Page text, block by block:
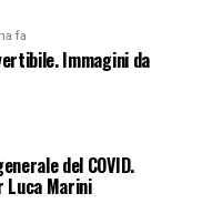
fa
Immagini da
del COVID.
Marini